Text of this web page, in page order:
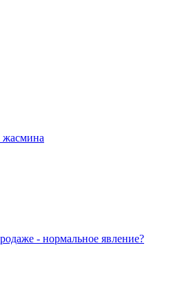
жасмина
- нормальное явление?